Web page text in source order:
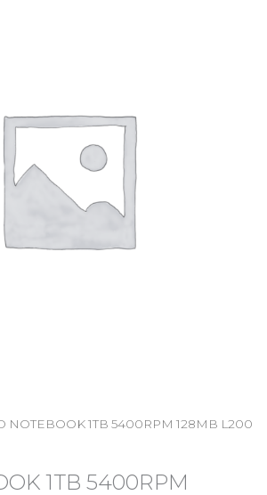
NOTEBOOK 1TB 5400RPM 128MB L200
1TB 5400RPM